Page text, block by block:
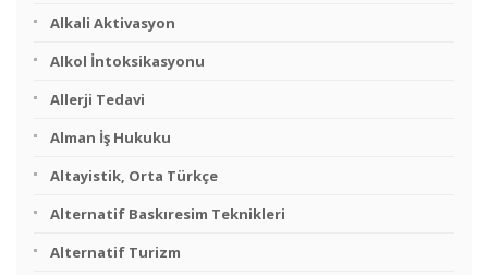
Alkali Aktivasyon
Alkol İntoksikasyonu
Allerji Tedavi
Alman İş Hukuku
Altayistik, Orta Türkçe
Alternatif Baskıresim Teknikleri
Alternatif Turizm